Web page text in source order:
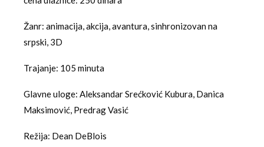
Žanr: animacija, akcija, avantura, sinhronizovan na
srpski, 3D
Trajanje: 105 minuta
Glavne uloge: Aleksandar Srećković Kubura, Danica
Maksimović, Predrag Vasić
Režija: Dean DeBlois